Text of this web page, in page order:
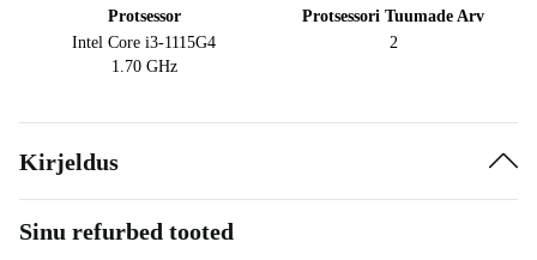
Protsessor
Intel Core i3-1115G4
1.70 GHz
Protsessori Tuumade Arv
2
Kirjeldus
Sinu refurbed tooted